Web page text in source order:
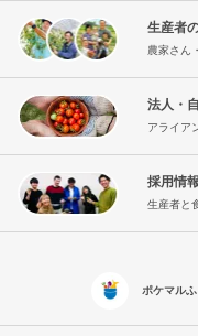
生産者
農家さん
法人・
アライア
採用情報
生産者と
ポケマル